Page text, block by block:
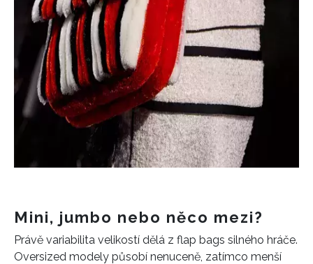
Mini, jumbo nebo něco mezi?
Právě variabilita velikostí dělá z flap bags silného hráče.
Oversized modely působí nenuceně, zatímco menší